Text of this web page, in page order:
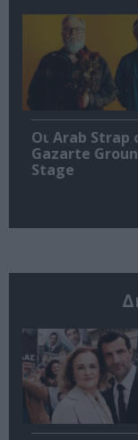
Οι Arab Strap
Gazarte
Stage